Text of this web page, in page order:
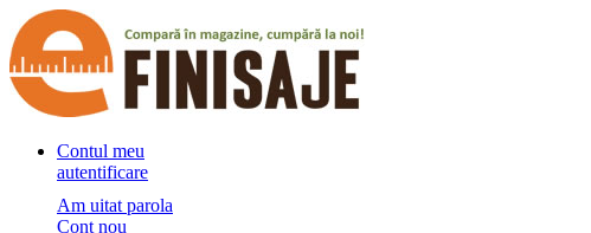
Contul meu
autentificare
Am uitat parola
Cont nou